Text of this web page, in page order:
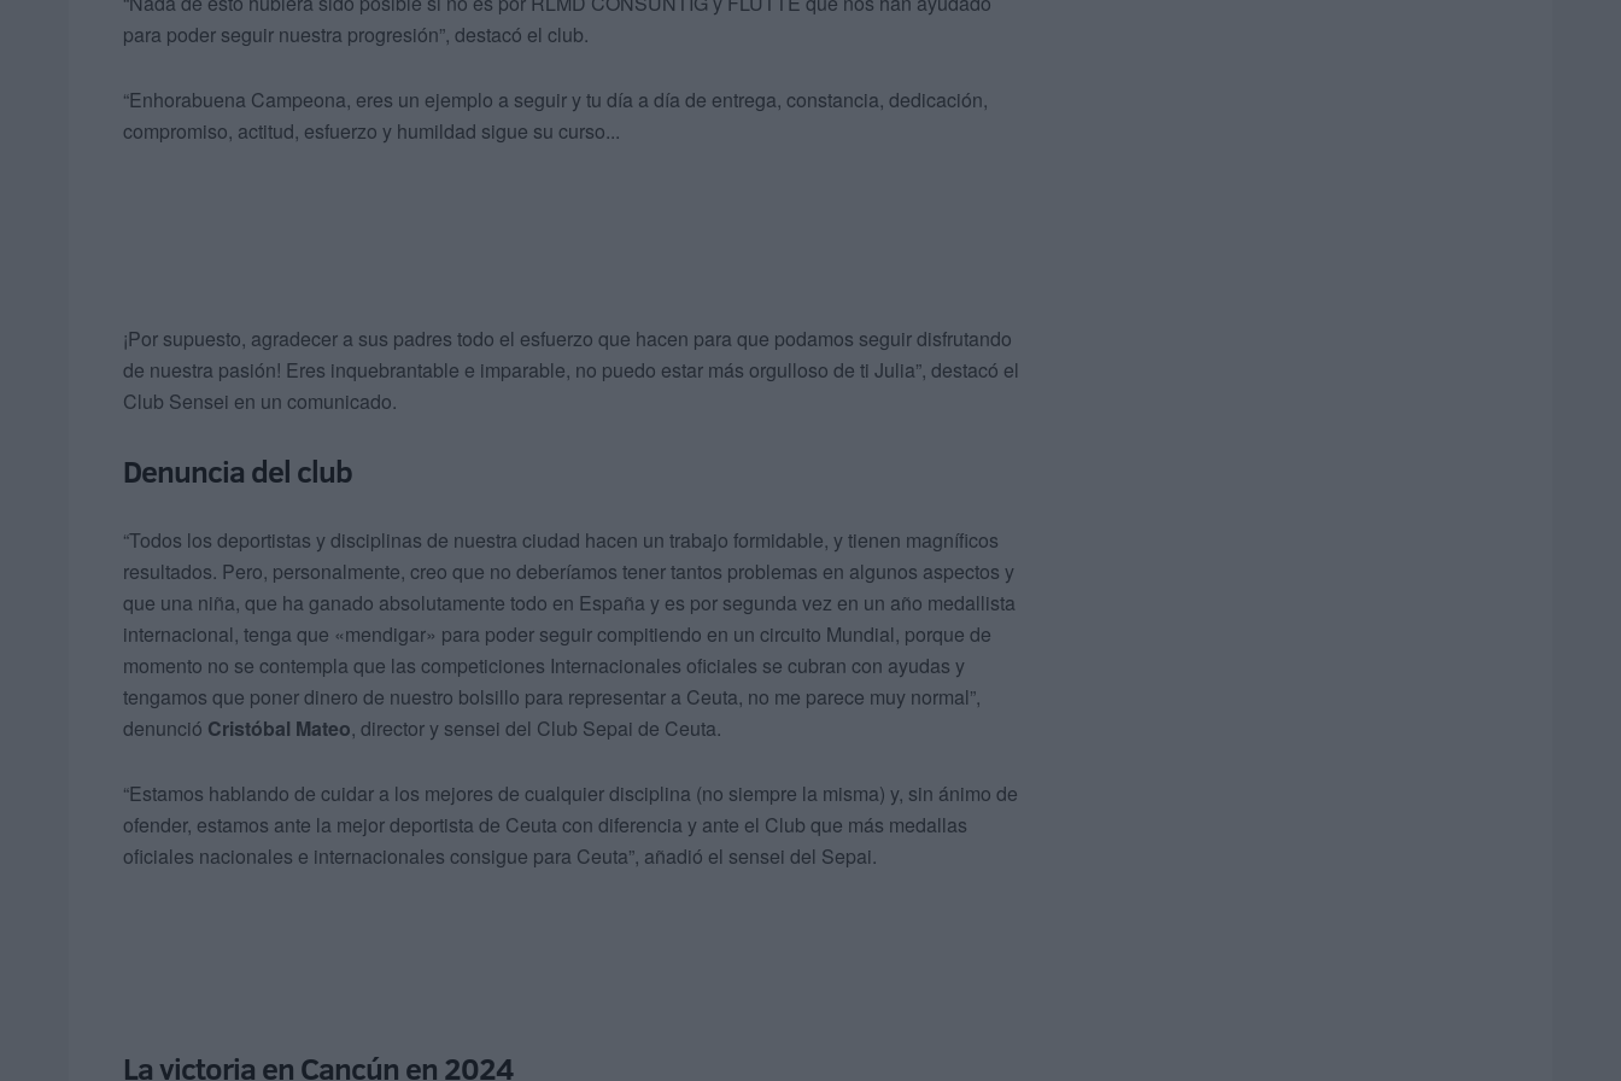
para poder seguir nuestra progresión”, destacó el club.
“Enhorabuena Campeona, eres un ejemplo a seguir y tu día a día de entrega, constancia, dedicación,
compromiso, actitud, esfuerzo y humildad sigue su curso...
¡Por supuesto, agradecer a sus padres todo el esfuerzo que hacen para que podamos seguir disfrutando
de nuestra pasión! Eres inquebrantable e imparable, no puedo estar más orgulloso de ti Julia”, destacó el
Club Sensei en un comunicado.
Denuncia del club
“Todos los deportistas y disciplinas de nuestra ciudad hacen un trabajo formidable, y tienen magníficos
resultados. Pero, personalmente, creo que no deberíamos tener tantos problemas en algunos aspectos y
que una niña, que ha ganado absolutamente todo en España y es por segunda vez en un año medallista
internacional, tenga que «mendigar» para poder seguir compitiendo en un circuito Mundial, porque de
momento no se contempla que las competiciones Internacionales oficiales se cubran con ayudas y
tengamos que poner dinero de nuestro bolsillo para representar a Ceuta, no me parece muy normal”,
denunció Cristóbal Mateo, director y sensei del Club Sepai de Ceuta.
“Estamos hablando de cuidar a los mejores de cualquier disciplina (no siempre la misma) y, sin ánimo de
ofender, estamos ante la mejor deportista de Ceuta con diferencia y ante el Club que más medallas
oficiales nacionales e internacionales consigue para Ceuta”, añadió el sensei del Sepai.
La victoria en Cancún en 2024